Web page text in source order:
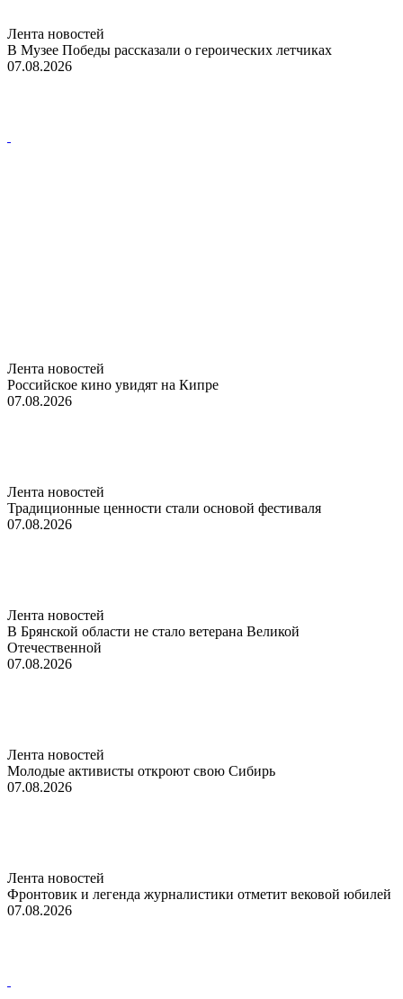
Лента новостей
В Музее Победы рассказали о героических летчиках
07.08.2026
Лента новостей
Российское кино увидят на Кипре
07.08.2026
Лента новостей
Традиционные ценности стали основой фестиваля
07.08.2026
Лента новостей
В Брянской области не стало ветерана Великой
Отечественной
07.08.2026
Лента новостей
Молодые активисты откроют свою Сибирь
07.08.2026
Лента новостей
Фронтовик и легенда журналистики отметит вековой юбилей
07.08.2026